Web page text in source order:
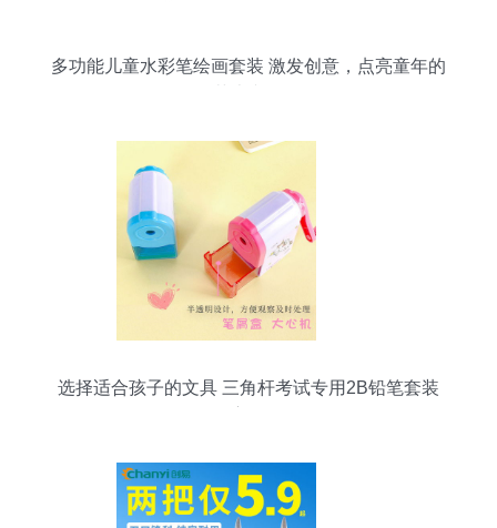
多功能儿童水彩笔绘画套装 激发创意，点亮童年的
选择适合孩子的文具 三角杆考试专用2B铅笔套装